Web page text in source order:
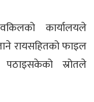
कार्यालयले
रायसहितको फाइल
पठाइसकेको स्रोतले